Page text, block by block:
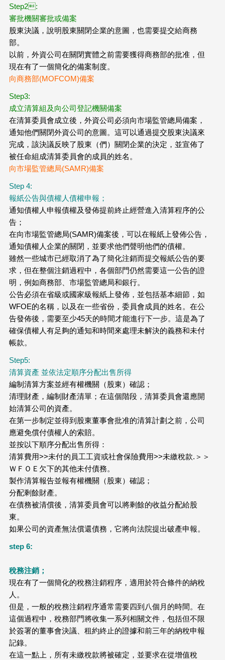
Step2:
審批機關審批或備案
股東決議，說明股東關閉企業的意圖，也需要提交給商務
部。
以前，外資公司在關閉實體之前需要獲得商務部的批准，但
現在有了一個簡化的備案制度。
向商務部(MOFCOM)備案
Step3:
成立清算組及向公司登記機關備案
在清算委員會成立後，外資公司必須向市場監管總局備案，
通知他們關閉外資公司的意圖。這可以通過提交股東決議來
完成，該決議反映了股東（們）關閉企業的決定，並宣佈了
被任命組成清算委員會的成員的姓名。
向市場監管總局(SAMR)備案
Step 4:
報紙公告與債權人債權申報；
通知債權人申報債權及發佈提前終止經營進入清算程序的公
告；
在向市場監管總局(SAMR)備案後，可以在報紙上發佈公告，
通知債權人企業的關閉，並要求他們聲明他們的債權。
雖然一些城市已經取消了為了簡化注銷而提交報紙公告的要
求，但在整個注銷過程中，各個部門仍然需要這一公告的證
明，例如商務部、市場監管總局和銀行。
公告必須在省級或國家級報紙上發佈，並包括基本細節，如
WFOE的名稱，以及在一些省份，委員會成員的姓名。在公
告發佈後，需要至少45天的時間才能進行下一步。這是為了
確保債權人有足夠的通知和時間來處理未解決的義務和未付
帳款。
Step5:
清算資產 並依法定順序分配出售所得
編制清算方案並經有權機關（股東）確認；
清理財產，編制財產清單；在這個階段，清算委員會還應開
始清算公司的資產。
在第一步制定並得到股東董事會批准的清算計劃之前，公司
應避免償付債權人的索賠。
並按以下順序分配出售所得：
清算費用>>未付的員工工資或社會保險費用>>未繳稅款.＞＞
ＷＦＯＥ欠下的其他未付債務。
製作清算報告並報有權機關（股東）確認；
分配剩餘財產。
在債務被清償後，清算委員會可以將剩餘的收益分配給股
東。
如果公司的資產無法償還債務，它將向法院提出破產申報。
step 6:
稅務注銷；
現在有了一個簡化的稅務注銷程序，適用於符合條件的納稅
人。
但是，一般的稅務注銷程序通常需要四到八個月的時間。在
這個過程中，稅務部門將收集一系列相關文件，包括但不限
於簽署的董事會決議、租約終止的證據和前三年的納稅申報
記錄。
在這一點上，所有未繳稅款將被確定，並要求在從增值稅